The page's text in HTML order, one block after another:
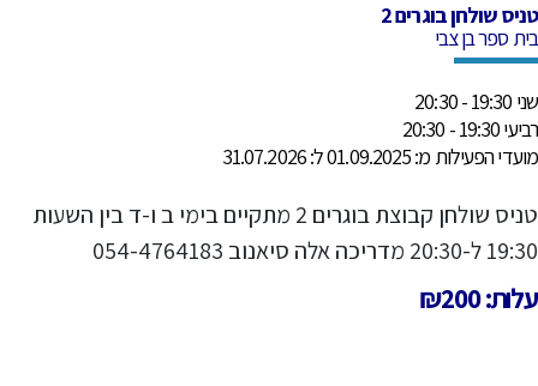
טניס שולחן בוגרים 2
בית ספר בן צבי
שני 19:30 - 20:30
רביעי 19:30 - 20:30
מועדי הפעילות מ: 01.09.2025 ל: 31.07.2026
טניס שולחן קבוצת בוגרים 2 מתקיים בימי ב ו-ד בין השעות
19:30 ל-20:30 מדריכה אלה סיאנוב 054-4764183
עלות: ₪200